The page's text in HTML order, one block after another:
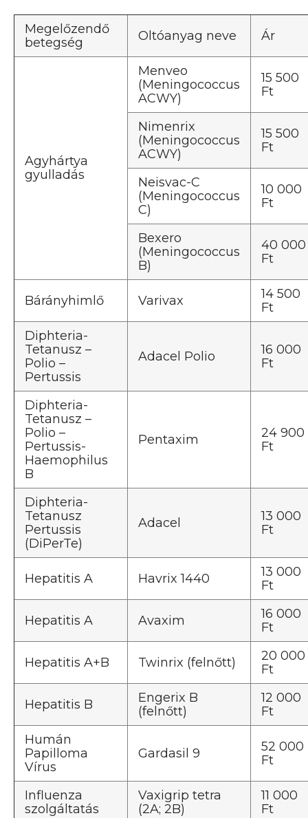
Megelőzendő
betegség
Oltóanyag neve Ár
Agyhártya
gyulladás
Menveo
(Meningococcus
ACWY)
15 500
Ft
Nimenrix
(Meningococcus
ACWY)
15 500
Ft
Neisvac-C
(Meningococcus
C)
10 000
Ft
Bexero
(Meningococcus
B)
40 000
Ft
Bárányhimlő Varivax
14 500
Ft
Diphteria-
Tetanusz –
Polio –
Pertussis
Adacel Polio
16 000
Ft
Diphteria-
Tetanusz –
Polio –
Pertussis-
Haemophilus
B
Pentaxim
24 900
Ft
Diphteria-
Tetanusz
Pertussis
(DiPerTe)
Adacel
13 000
Ft
Hepatitis A Havrix 1440
13 000
Ft
Hepatitis A Avaxim
16 000
Ft
Hepatitis A+B Twinrix (felnőtt)
20 000
Ft
Hepatitis B
Engerix B
(felnőtt)
12 000
Ft
Humán
Papilloma
Vírus
Gardasil 9
52 000
Ft
Influenza
szolgáltatás
Vaxigrip tetra
(2A; 2B)
11 000
Ft